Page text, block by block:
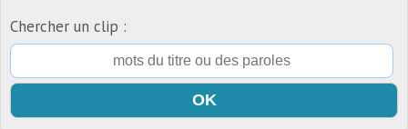
Chercher un clip :